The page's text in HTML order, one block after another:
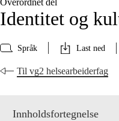
Overordnet del
Identitet og
Språk Last ned
Til vg2 helsearbeiderfag
Innholdsfortegnelse